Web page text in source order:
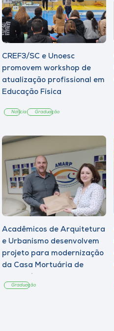
CREF3/SC e Unoesc
promovem workshop de
atualização profissional em
Educação Física
Notícia Graduação
Acadêmicos de Arquitetura
e Urbanismo desenvolvem
projeto para modernização
da Casa Mortuária de
Graduação